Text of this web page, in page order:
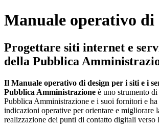
Manuale operativo di
Progettare siti internet e
della Pubblica
Il Manuale operativo di design per i siti e i
Pubblica Amministrazione è uno strumento
Pubblica Amministrazione e i suoi fornitori e
indicazioni operative per orientare e migliorare
realizzazione dei punti di contatto digitali verso